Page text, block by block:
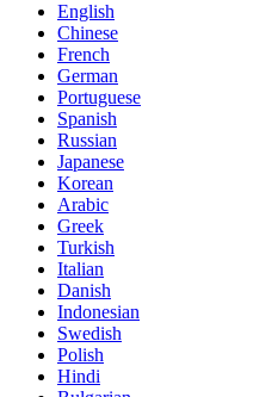
English
Chinese
French
German
Portuguese
Spanish
Russian
Japanese
Korean
Arabic
Greek
Turkish
Italian
Danish
Indonesian
Swedish
Polish
Hindi